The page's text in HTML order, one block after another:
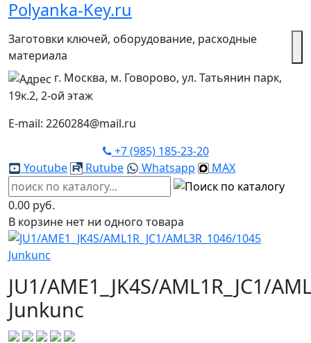
Polyanka-Key.ru
Заготовки ключей, оборудование, расходные
материала
г. Москва, м. Говорово, ул. Татьянин парк,
19к.2, 2-ой этаж
E-mail: 2260284@mail.ru
+7 (985) 185-23-20
Youtube
Rutube Whatsapp MAX
0.00 руб.
В корзине нет ни одного товара
JU1/AME1_JK4S/AML1R_JC1/
Junkunc